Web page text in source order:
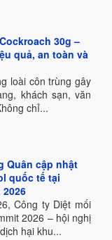
30g –
quả, an toàn và
loài côn trùng gây
khách sạn, văn
chỉ...
Quân cập nhật
quốc tế tại
2026
Công ty Diệt mối
2026 – hội nghị
hại khu...